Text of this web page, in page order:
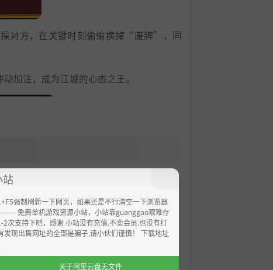
对方，在关键时刻偷偷换掉“废牌”，同
加注，成为江城的心态之王。
。
Microsoft® Windows® 10/11 (64bit)
CORE i3-3200
RAM
站
强制刷新一下网页，如果还是不行清空一下浏览器
免费单机游戏资源小站，小站靠guanggao艰难存
次支持下吧，感谢 小站没有充值.不卖会员.也没有打
发现出售网址的全部是骗子,请小伙们谨慎！ 下载地址
关于阿里云盘无文件